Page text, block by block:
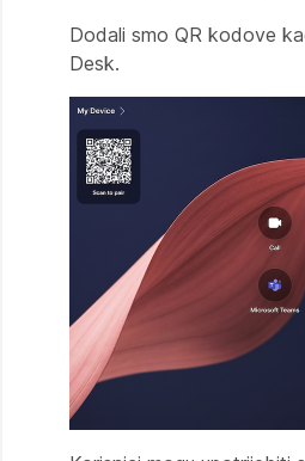
Dodali smo QR kodove
Desk.